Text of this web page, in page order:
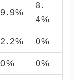
9.9%
8.
4%
2.2% 0%
0% 0%